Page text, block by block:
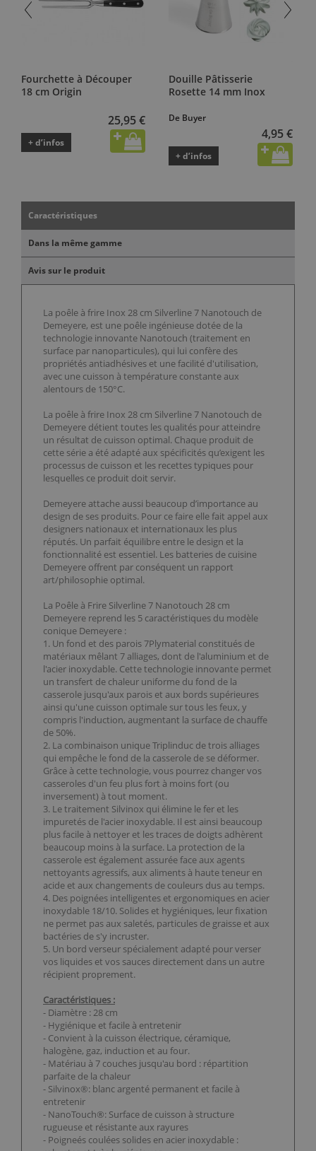
Fourchette à Découper
18 cm Origin
25,95 €
+ d’infos
Douille Pâtisserie
Rosette 14 mm Inox
De Buyer
4,95 €
+ d’infos
Caractéristiques
Dans la même gamme
Avis sur le produit
La poêle à frire Inox 28 cm Silverline 7 Nanotouch de
Demeyere, est une poêle ingénieuse dotée de la
technologie innovante Nanotouch (traitement en
surface par nanoparticules), qui lui confère des
propriétés antiadhésives et une facilité d'utilisation,
avec une cuisson à température constante aux
alentours de 150°C.
La poêle à frire Inox 28 cm Silverline 7 Nanotouch de
Demeyere détient toutes les qualités pour atteindre
un résultat de cuisson optimal. Chaque produit de
cette série a été adapté aux spécificités qu’exigent les
processus de cuisson et les recettes typiques pour
lesquelles ce produit doit servir.
Demeyere attache aussi beaucoup d’importance au
design de ses produits. Pour ce faire elle fait appel aux
designers nationaux et internationaux les plus
réputés. Un parfait équilibre entre le design et la
fonctionnalité est essentiel. Les batteries de cuisine
Demeyere offrent par conséquent un rapport
art/philosophie optimal.
La Poêle à Frire Silverline 7 Nanotouch 28 cm
Demeyere reprend les 5 caractéristiques du modèle
conique Demeyere :
1. Un fond et des parois 7Plymaterial constitués de
matériaux mêlant 7 alliages, dont de l'aluminium et de
l'acier inoxydable. Cette technologie innovante permet
un transfert de chaleur uniforme du fond de la
casserole jusqu'aux parois et aux bords supérieures
ainsi qu'une cuisson optimale sur tous les feux, y
compris l'induction, augmentant la surface de chauffe
de 50%.
2. La combinaison unique Triplinduc de trois alliages
qui empêche le fond de la casserole de se déformer.
Grâce à cette technologie, vous pourrez changer vos
casseroles d'un feu plus fort à moins fort (ou
inversement) à tout moment.
3. Le traitement Silvinox qui élimine le fer et les
impuretés de l'acier inoxydable. Il est ainsi beaucoup
plus facile à nettoyer et les traces de doigts adhèrent
beaucoup moins à la surface. La protection de la
casserole est également assurée face aux agents
nettoyants agressifs, aux aliments à haute teneur en
acide et aux changements de couleurs dus au temps.
4. Des poignées intelligentes et ergonomiques en acier
inoxydable 18/10. Solides et hygiéniques, leur fixation
ne permet pas aux saletés, particules de graisse et aux
bactéries de s'y incruster.
5. Un bord verseur spécialement adapté pour verser
vos liquides et vos sauces directement dans un autre
récipient proprement.
Caractéristiques :
- Diamètre : 28 cm
- Hygiénique et facile à entretenir
- Convient à la cuisson électrique, céramique,
halogène, gaz, induction et au four.
- Matériau à 7 couches jusqu'au bord : répartition
parfaite de la chaleur
- Silvinox®: blanc argenté permanent et facile à
entretenir
- NanoTouch®: Surface de cuisson à structure
rugueuse et résistante aux rayures
- Poigneés coulées solides en acier inoxydable :